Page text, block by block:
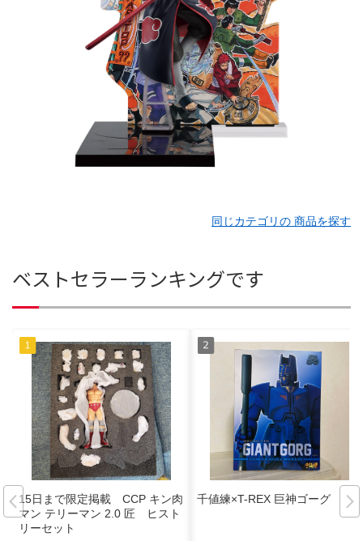
同じカテゴリの 商品を探す
ベストセラーランキングです
15日まで限定掲載 CCP キン肉
マン テリーマン 2.0 匠 ヒスト
リーセット
千値練×T-REX 巨神ゴーグ